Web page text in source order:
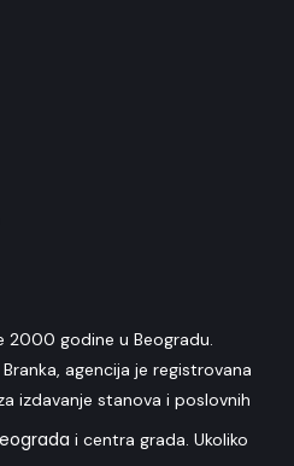
2000 godine u Beogradu.
agencija je registrovana
izdavanje stanova i poslovnih
i centra grada. Ukoliko